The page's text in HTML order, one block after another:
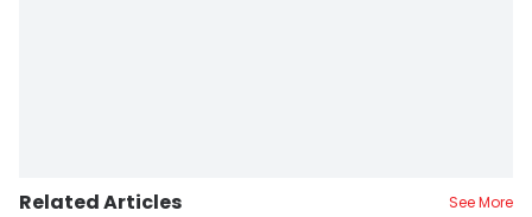
Related Articles See More